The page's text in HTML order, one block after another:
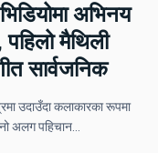
अभिनय
मैथिली
सार्वजनिक
उदाउँदा कलाकारका रूपमा
अलग पहिचान…